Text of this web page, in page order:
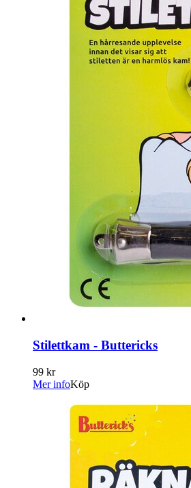
Stilettkam - Buttericks
99 kr
Mer infoKöp